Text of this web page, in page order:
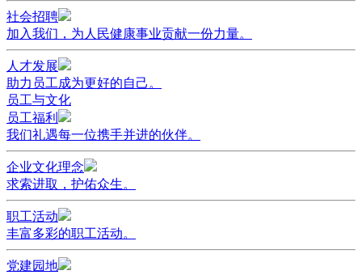
社会招聘
加入我们，为人民健康事业贡献一份力量。
人才发展
助力员工成为更好的自己。
员工与文化
员工福利
我们礼遇每一位携手并进的伙伴。
企业文化理念
求索进取，护佑众生。
职工活动
丰富多彩的职工活动。
党建园地